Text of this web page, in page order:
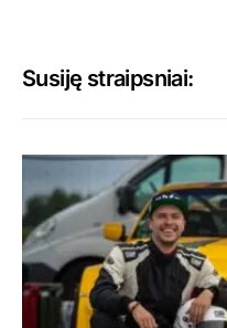
Susiję straipsniai: